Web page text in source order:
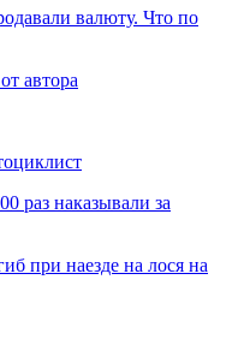
валюту. Что по
автора
раз наказывали за
при наезде на лося на